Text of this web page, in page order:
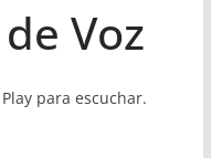
Voz
para escuchar.